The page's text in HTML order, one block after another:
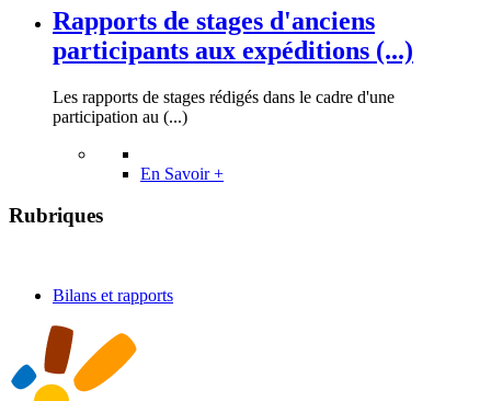
Rapports de stages d'anciens
participants aux expéditions (...)
Les rapports de stages rédigés dans le cadre d'une
participation au (...)
En Savoir +
Rubriques
Bilans et rapports